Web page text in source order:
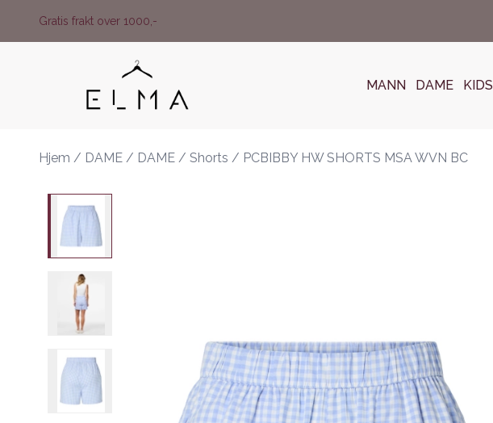
Gratis frakt over 1000,-
MANN DAME KIDS
Hjem / DAME / DAME / Shorts / PCBIBBY HW SHORTS MSA WVN BC